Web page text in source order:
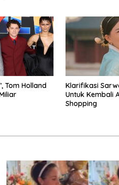
Tom Holland
Klarifikasi
Untuk Kembali
Shopping